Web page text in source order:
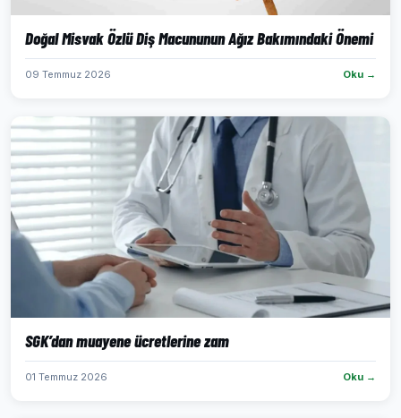
Doğal Misvak Özlü Diş Macununun Ağız Bakımındaki Önemi
09 Temmuz 2026 Oku →
SGK’dan muayene ücretlerine zam
01 Temmuz 2026 Oku →